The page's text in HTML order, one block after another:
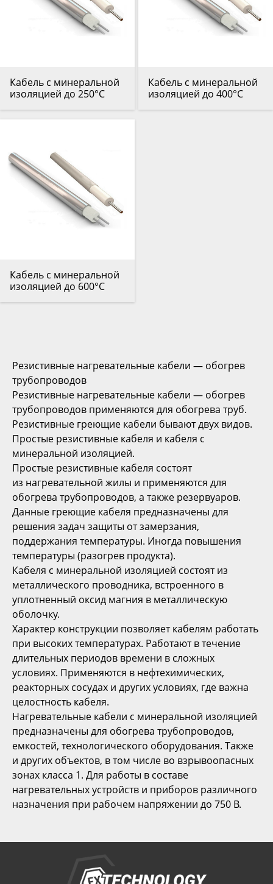
Кабель с минеральной
изоляцией до 250°С
Кабель с минеральной
изоляцией до 400°С
Кабель с минеральной
изоляцией до 600°С
Резистивные нагревательные кабели — обогрев
трубопроводов
Резистивные нагревательные кабели — обогрев
трубопроводов применяются для обогрева труб.
Резистивные греющие кабели бывают двух видов.
Простые резистивные кабеля и кабеля с
минеральной изоляцией.
Простые резистивные кабеля состоят
из нагревательной жилы и применяются для
обогрева трубопроводов, а также резервуаров.
Данные греющие кабеля предназначены для
решения задач защиты от замерзания,
поддержания температуры. Иногда повышения
температуры (разогрев продукта).
Кабеля с минеральной изоляцией состоят из
металлического проводника, встроенного в
уплотненный оксид магния в металлическую
оболочку.
Характер конструкции позволяет кабелям работать
при высоких температурах. Работают в течение
длительных периодов времени в сложных
условиях. Применяются в нефтехимических,
реакторных сосудах и других условиях, где важна
целостность кабеля.
Нагревательные кабели с минеральной изоляцией
предназначены для обогрева трубопроводов,
емкостей, технологического оборудования. Также
и других объектов, в том числе во взрывоопасных
зонах класса 1. Для работы в составе
нагревательных устройств и приборов различного
назначения при рабочем напряжении до 750 В.